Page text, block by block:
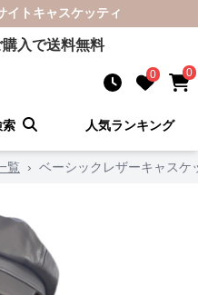
イト キャスケッティ
入で送料無料
0 0
索 人気ランキング
覧 › ベーシックレザーキャスケ